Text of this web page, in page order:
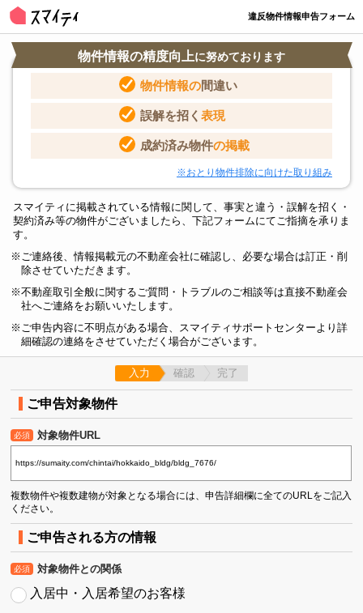
違反物件情報申告フォーム
物件情報の精度向上に努めております
物件情報の間違い
誤解を招く 表現
成約済み物件の掲載
※おとり物件排除に向けた取り組み
スマイティに掲載されている情報に関して、事実と違う・誤解を招く・
契約済み等の物件がございましたら、下記フォームにてご指摘を承りま
す。
ご連絡後、情報掲載元の不動産会社に確認し、必要な場合は訂正・削
除させていただきます。
不動産取引全般に関するご質問・トラブルのご相談等は直接不動産会
社へご連絡をお願いいたします。
ご申告内容に不明点がある場合、スマイティサポートセンターより詳
細確認の連絡をさせていただく場合がございます。
入力 確認 完了
ご申告対象物件
必須 対象物件URL
複数物件や複数建物が対象となる場合には、申告詳細欄に全てのURLをご記入
ください。
ご申告される方の情報
必須 対象物件との関係
入居中・入居希望のお客様